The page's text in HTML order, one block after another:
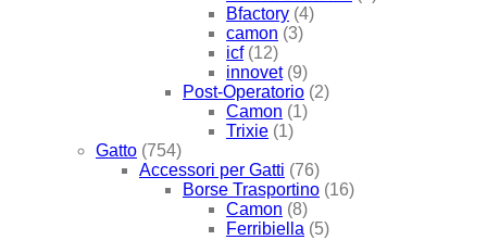
Bfactory (4)
camon (3)
icf (12)
innovet (9)
Post-Operatorio (2)
Camon (1)
Trixie (1)
Gatto (754)
Accessori per Gatti (76)
Borse Trasportino (16)
Camon (8)
Ferribiella (5)